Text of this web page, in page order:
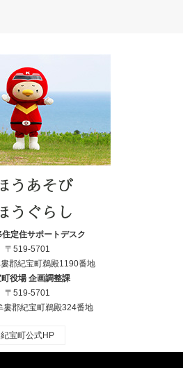
定住サポートデスク
〒519-5701
郡紀宝町鵜殿1190番地
役場 企画調整課
〒519-5701
婁郡紀宝町鵜殿324番地
紀宝町公式HP